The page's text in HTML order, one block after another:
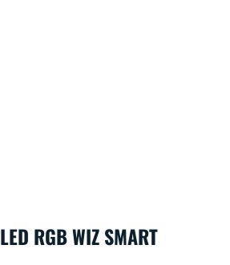
RGB WIZ SMART